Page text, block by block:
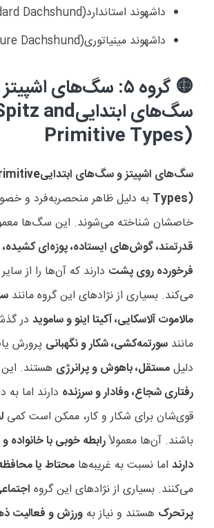
داشهوند استانداردDachshund)
داشهوند مینیاتوریDachshund)
🟡
گروه ۵: سگ‌های
سگ‌های ابتداییand
Primitive Types)
سگ‌های اشپیتز و سگ‌های ابتدایی
Types) به دلیل ظاهر منحصربه‌فرد و
خاصشان شناخته می‌شوند. این سگ‌ها
قدرتمند، گوش‌های ایستاده، پوزه‌ای
فرخورده روی پشت دارند که آن‌ها را از
می‌کند. بسیاری از نژادهای این گروه مانند
مالاموت آلاسکایی، آکیتا اینو و ساموید در
مانند سورتمه‌کشی، شکار و نگهبانی پرورش
دلیلمستقل، باهوش و پرانرژی هستند.
رفتاری شجاع، وفادار و سرزنده دارند اما به
قوی‌شان برای شکار و کار، ممکن است کمی
باشند. آن‌ها معمولاًرابطه خوبی با خانواده
دارند اما نسبت به غریبه‌ها محتاط یا
می‌کنند. بسیاری از نژادهای این گروه
پرتحرک هستند و نیاز به ورزش و فعالیت